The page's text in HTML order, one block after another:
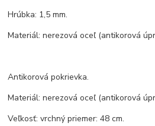
Hrúbka: 1,5 mm.
Materiál: nerezová oceľ (antikorová
Antikorová pokrievka.
Materiál: nerezová oceľ (antikorová
Veľkosť: vrchný priemer: 48 cm.